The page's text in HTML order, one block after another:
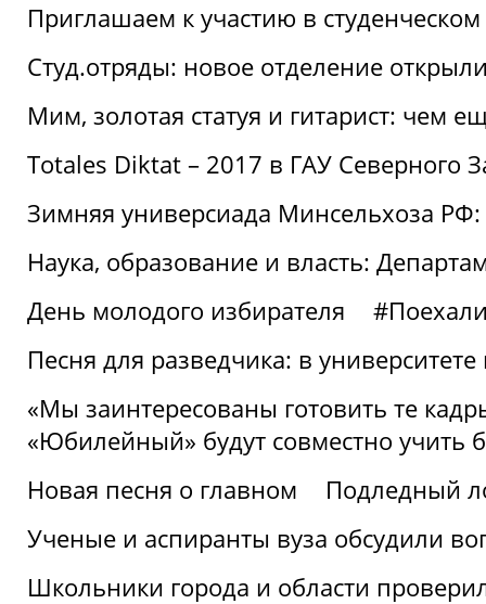
Приглашаем к участию в
Студ.отряды: новое отделение
Мим, золотая статуя и гитарист: чем
Totales Diktat – 2017 в ГАУ Северного
Зимняя универсиада Минсельхоза
Наука, образование и власть:
День молодого избирателя
Песня для разведчика: в
«Мы заинтересованы готовить те
«Юбилейный» будут совместно учить
Новая песня о главном
Подледный
Ученые и аспиранты вуза обсудили
Школьники города и области